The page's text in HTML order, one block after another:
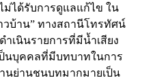
ได้รับการดูแลแก้ไข ใน
วบ้าน” ทางสถานีโทรทัศน์
ำเนินรายการที่มีน้ำเสียง
นบุคคลที่มีบทบาทในการ
นย่านชนบทมากมายเป็น